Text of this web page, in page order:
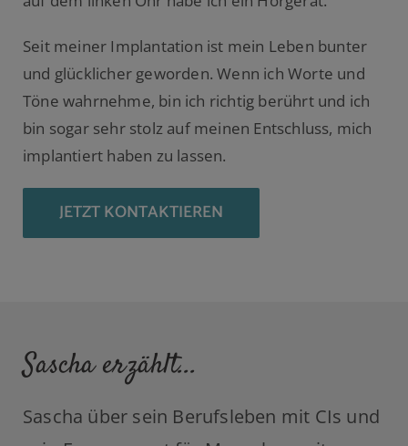
Seit meiner Implantation ist mein Leben bunter
und glücklicher geworden. Wenn ich Worte und
Töne wahrnehme, bin ich richtig berührt und ich
bin sogar sehr stolz auf meinen Entschluss, mich
implantiert haben zu lassen.
JETZT KONTAKTIEREN
Sascha erzählt...
Sascha über sein Berufsleben mit CIs und